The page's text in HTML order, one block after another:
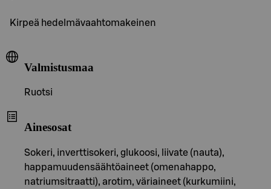
Kirpeä hedelmävaahtomakeinen
Valmistusmaa
Ruotsi
Ainesosat
Sokeri, inverttisokeri, glukoosi, liivate (nauta),
happamuudensäähtöaineet (omenahappo,
natriumsitraatti), arotim, väriaineet (kurkumiini,